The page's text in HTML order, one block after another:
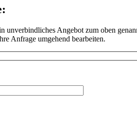
unverbindliches Angebot zum oben
Anfrage umgehend bearbeiten.